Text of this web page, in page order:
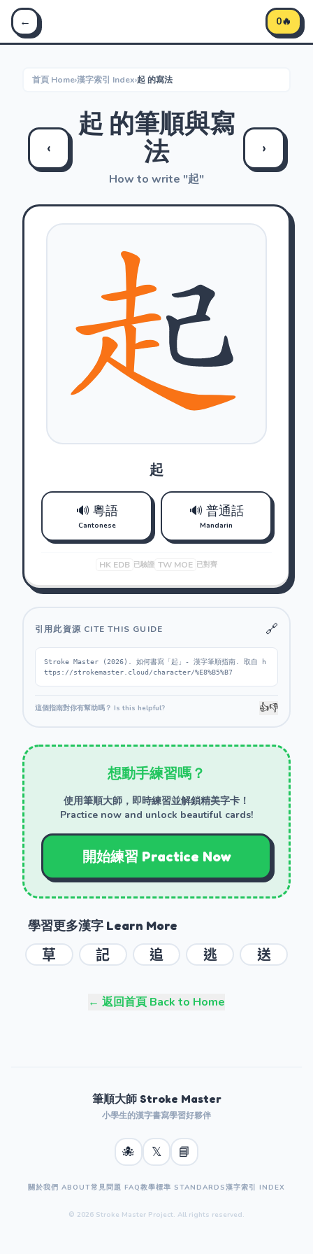
Stroke Master 筆順大師 - 學習中文筆順
←
0🔥
首頁 Home›漢字索引 Index›起 的寫法
‹
起 的筆順與寫
法
How to write "起"
›
起
🔊 粵語
Cantonese
🔊 普通話
Mandarin
HK EDB 已驗證 TW MOE 已對齊
引用此資源 CITE THIS GUIDE 🔗
Stroke Master (2026). 如何書寫「起」- 漢字筆順指南. 取自 h
ttps://strokemaster.cloud/character/%E8%B5%B7
這個指南對你有幫助嗎？ Is this helpful? 👍👎
想動手練習嗎？
使用筆順大師，即時練習並解鎖精美字卡！
Practice now and unlock beautiful cards!
開始練習 Practice Now
學習更多漢字 Learn More
草 記 追 逃 送
← 返回首頁 Back to Home
筆順大師 Stroke Master
小學生的漢字書寫學習好夥伴
🐙 𝕏 📘
關於我們 ABOUT常見問題 FAQ教學標準 STANDARDS漢字索引 INDEX
© 2026 Stroke Master Project. All rights reserved.